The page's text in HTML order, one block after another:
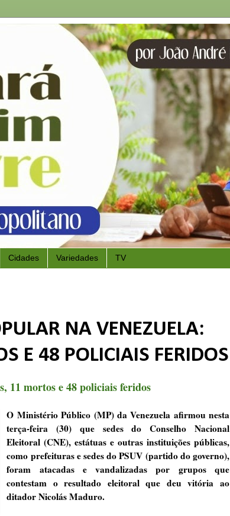
Cidades Variedades TV
NA VENEZUELA:
E 48 POLICIAIS FERIDOS
11 mortos e 48 policiais feridos
O Ministério Público (MP) da Venezuela afirmou nesta
terça-feira (30) que sedes do Conselho Nacional
Eleitoral (CNE), estátuas e outras instituições públicas,
como prefeituras e sedes do PSUV (partido do governo),
foram atacadas e vandalizadas por grupos que
contestam o resultado eleitoral que deu vitória ao
ditador Nicolás Maduro.